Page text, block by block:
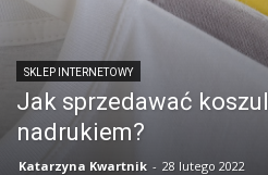
SKLEP INTERNETOWY
Jak sprzedawać
nadrukiem?
Katarzyna Kwartnik - 28 lutego 2022